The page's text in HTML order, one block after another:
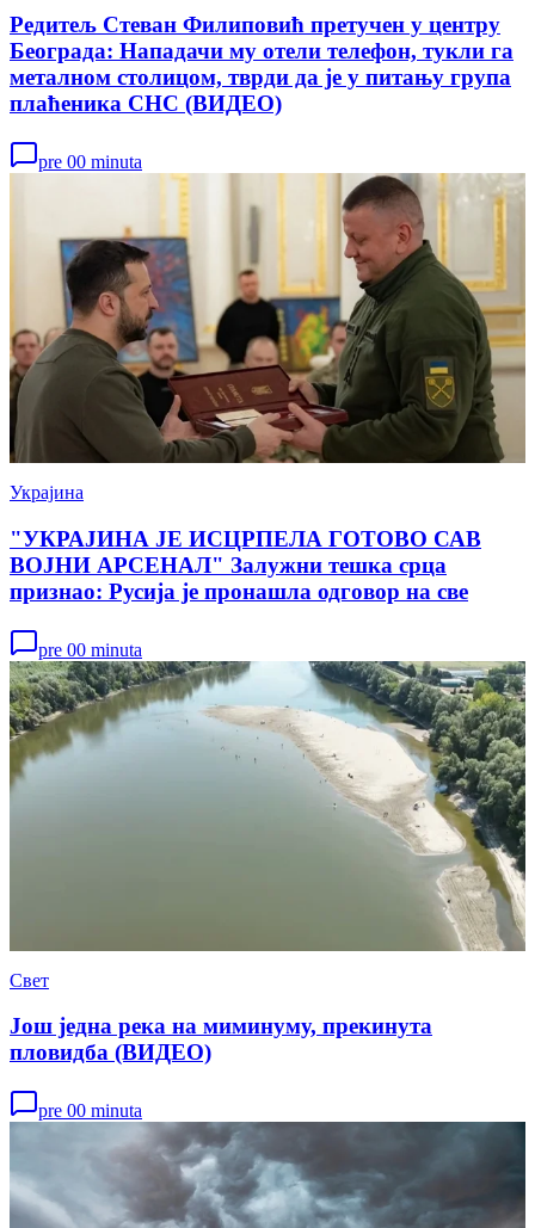
Редитељ Стеван Филиповић претучен у центру
Београда: Нападачи му отели телефон, тукли га
металном столицом, тврди да је у питању група
плаћеника СНС (ВИДЕО)
pre 00 minuta
Украјина
"УКРАЈИНА ЈЕ ИСЦРПЕЛА ГОТОВО САВ
ВОЈНИ АРСЕНАЛ" Залужни тешка срца
признао: Русија је пронашла одговор на све
pre 00 minuta
Свет
Још једна река на миминуму, прекинута
пловидба (ВИДЕО)
pre 00 minuta